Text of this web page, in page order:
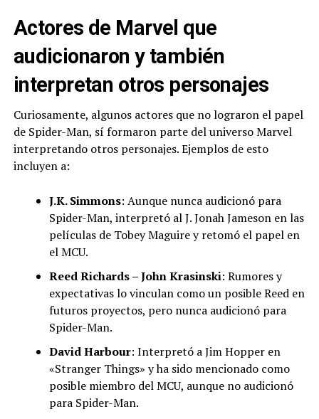
Actores de Marvel que
audicionaron y también
interpretan otros personajes
Curiosamente, algunos actores que no lograron el papel
de Spider-Man, sí formaron parte del universo Marvel
interpretando otros personajes. Ejemplos de esto
incluyen a:
J.K. Simmons: Aunque nunca audicionó para
Spider-Man, interpretó al J. Jonah Jameson en las
películas de Tobey Maguire y retomó el papel en
el MCU.
Reed Richards – John Krasinski: Rumores y
expectativas lo vinculan como un posible Reed en
futuros proyectos, pero nunca audicionó para
Spider-Man.
David Harbour: Interpretó a Jim Hopper en
«Stranger Things» y ha sido mencionado como
posible miembro del MCU, aunque no audicionó
para Spider-Man.